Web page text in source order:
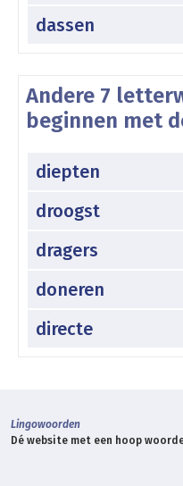
dassen
Andere 7
beginnen met
diepten
droogst
dragers
doneren
directe
Lingowoorden
Dé website met een hoop